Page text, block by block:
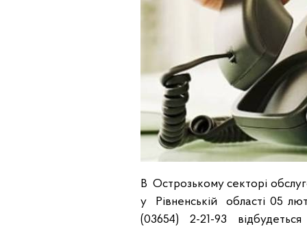
В Острозькому секторі
у Рівненській області 05
(03654) 2-21-93